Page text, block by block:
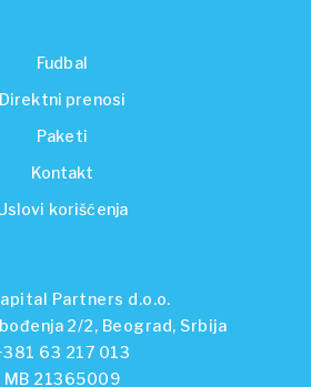
Fudbal
Direktni prenosi
Paketi
Kontakt
korišćenja
Partners d.o.o.
2/2, Beograd, Srbija
63 217 013
MB 21365009